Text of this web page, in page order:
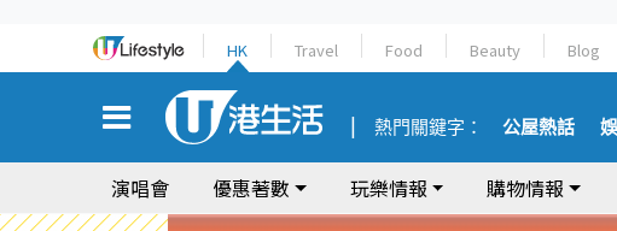
HK Travel Food Beauty Blog
熱門關鍵字： 公屋熱話
演唱會 優惠著數 玩樂情報 購物情報